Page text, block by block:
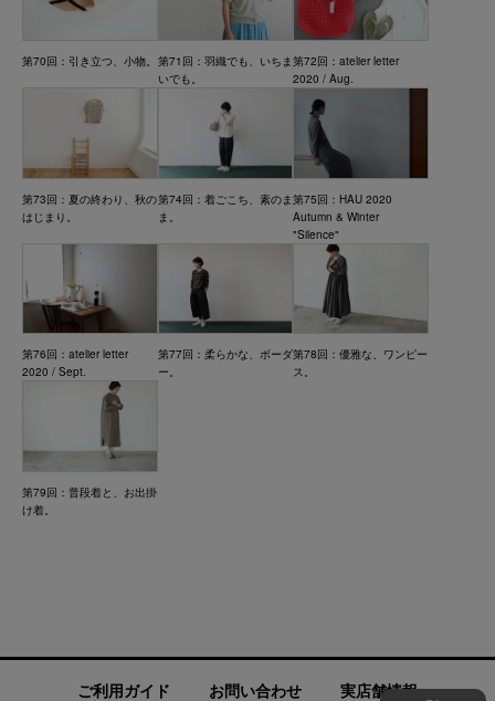
第70回：引き立つ、小物。 第71回：羽織でも、いちま
いでも。
第72回：atelier letter
2020 / Aug.
第73回：夏の終わり、秋の
はじまり。
第74回：着ごこち、素のま
ま。
第75回：HAU 2020
Autumn & Winter
"Silence"
第76回：atelier letter
2020 / Sept.
第77回：柔らかな、ボーダ
ー。
第78回：優雅な、ワンピー
ス。
第79回：普段着と、お出掛
け着。
ご利用ガイド お問い合わせ 実店舗情報